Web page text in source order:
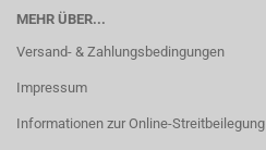
MEHR ÜBER...
Versand- & Zahlungsbedingungen
Impressum
Informationen zur Online-Streitbeilegung